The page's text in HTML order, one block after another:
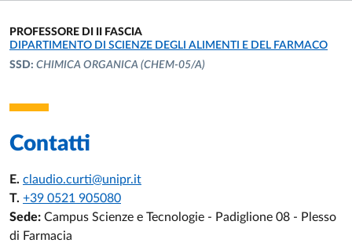
PROFESSORE DI II FASCIA
UNITÀ ORGANIZZATIVA AFFERENTE:
DIPARTIMENTO DI SCIENZE DEGLI ALIMENTI E DEL FARMACO
SSD: CHIMICA ORGANICA (CHEM-05/A)
Contatti
E. claudio.curti@unipr.it
T. +39 0521 905080
Sede: Campus Scienze e Tecnologie - Padiglione 08 - Plesso
di Farmacia